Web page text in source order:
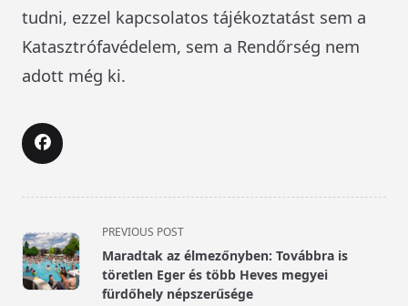
tudni, ezzel kapcsolatos tájékoztatást sem a
Katasztrófavédelem, sem a Rendőrség nem
adott még ki.
<span
class="nav-
subtitle
screen-
PREVIOUS POST
Maradtak az élmezőnyben: Továbbra is
töretlen Eger és több Heves megyei
fürdőhely népszerűsége